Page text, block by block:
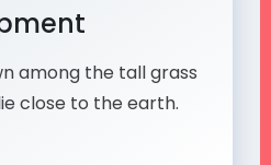
among the tall grass
close to the earth.